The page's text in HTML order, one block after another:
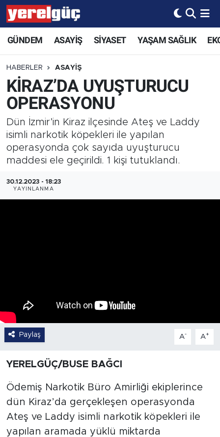
GÜNDEM ASAYİŞ SİYASET YAŞAM SAĞLIK
HABERLER ASAYİŞ
KİRAZ’DA UYUŞTURUCU
OPERASYONU
Dün İzmir’in Kiraz ilçesinde Ateş ve Laddy
isimli narkotik köpekleri ile yapılan
operasyonda çok sayıda uyuşturucu
maddesi ele geçirildi. 1 kişi tutuklandı.
30.12.2023 - 18:23
YAYINLANMA
Paylaş A- A+
YERELGÜÇ/BUSE BAĞCI
Ödemiş Narkotik Büro Amirliği ekiplerince
dün Kiraz’da gerçekleşen operasyonda
Ateş ve Laddy isimli narkotik köpekleri ile
yapılan aramada yüklü miktarda